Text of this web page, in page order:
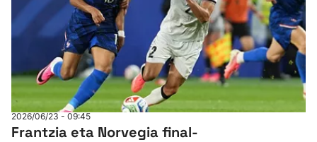
2026/06/23 - 09:45
Frantzia eta Norvegia final-